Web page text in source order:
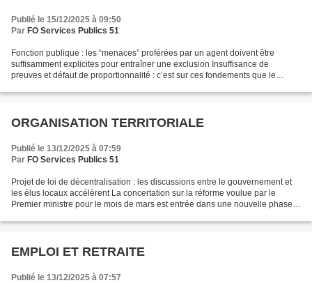
Publié le 15/12/2025 à 09:50
Par FO Services Publics 51
Fonction publique : les “menaces” proférées par un agent doivent être
suffisamment explicites pour entraîner une exclusion Insuffisance de
preuves et défaut de proportionnalité : c’est sur ces fondements que le
ORGANISATION TERRITORIALE
Publié le 13/12/2025 à 07:59
Par FO Services Publics 51
Projet de loi de décentralisation : les discussions entre le gouvernement et
les élus locaux accélèrent La concertation sur la réforme voulue par le
Premier ministre pour le mois de mars est entrée dans une nouvelle phase
EMPLOI ET RETRAITE
Publié le 13/12/2025 à 07:57